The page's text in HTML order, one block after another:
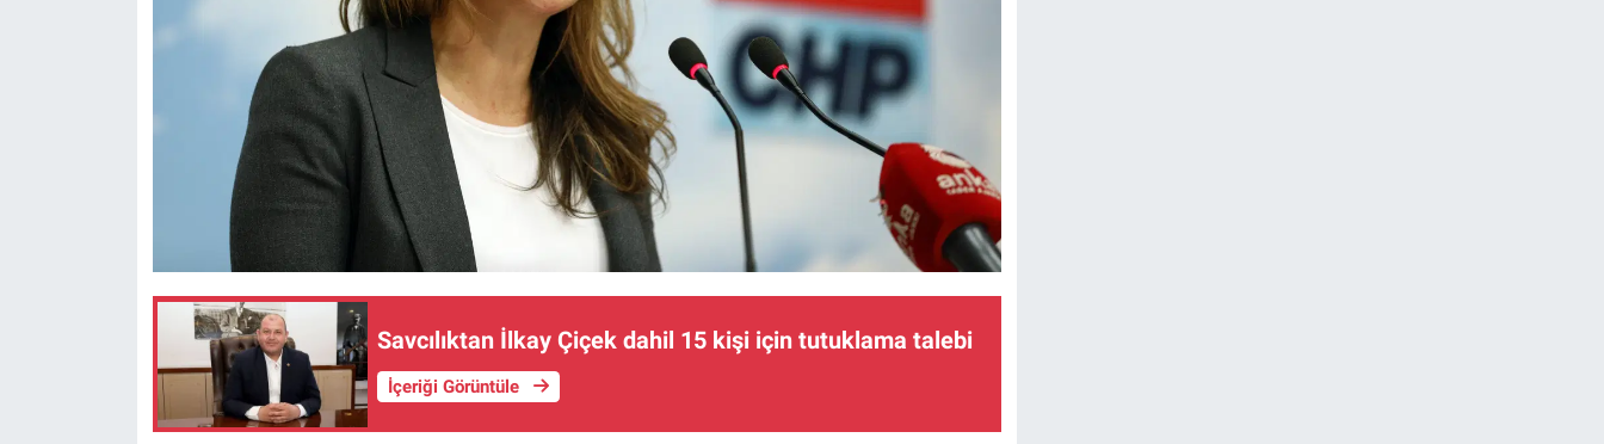
Savcılıktan İlkay Çiçek dahil 15 kişi için tutuklama talebi
İçeriği Görüntüle